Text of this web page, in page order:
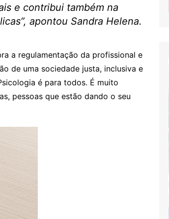
e contribui também na
apontou Sandra Helena.
a regulamentação da profissional e
de uma sociedade justa, inclusiva e
é para todos. É muito
pessoas que estão dando o seu